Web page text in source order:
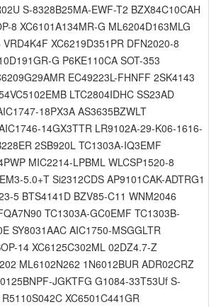
S-8328B25MA-EWF-T2 BZX84C10CAH
8 XC6101A134MR-G ML6204D163MLG
XC6219D351PR DFN2020-8
G P6KE110CA SOT-353
EC49223L-FHNFF 2SK4143
LTC2804IDHC SS23AD
18PX3A AS3635BZWLT
14GX3TTR LR9102A-29-K06-1616-
2SB920L TC1303A-IQ3EMF
MIC2214-LPBML WLCSP1520-8
5.0+T Si2312CDS AP9101CAK-ADTRG1
5 BTS4141D BZV85-C11 WNM2046
TC1303A-GC0EMF TC1303B-
SY8031AAC AIC1750-MSGGLTR
14 XC6125C302ML 02DZ4.7-Z
ML6102N262 1N6012BUR ADR02CRZ
JGKTFG G1084-33T53Uf S-
XC6501C441GR